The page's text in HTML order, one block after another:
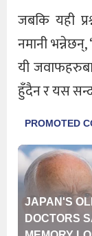
जबकि यही
नमानी
यी
हुँदैन र यस